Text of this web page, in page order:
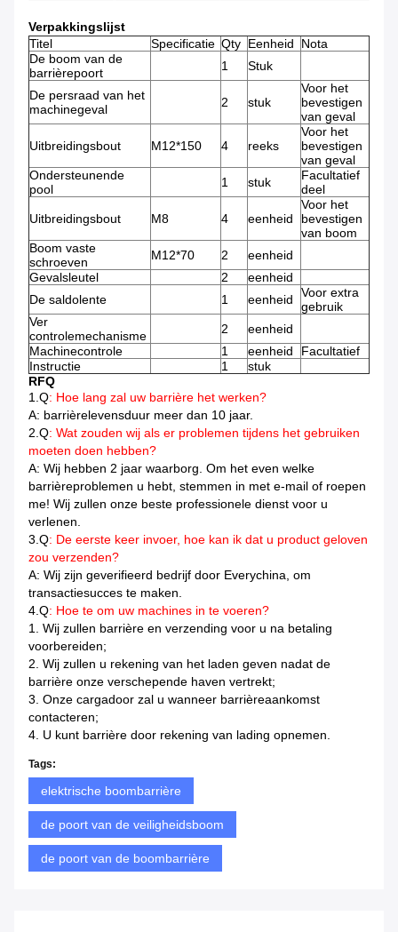
Verpakkingslijst
Titel
Specificatie Qty Eenheid
Nota
De boom van de
barrièrepoort
1 Stuk
De persraad van het
machinegeval
2 stuk
Voor het
bevestigen
van geval
Uitbreidingsbout M12*150 4 reeks
Voor het
bevestigen
van geval
Ondersteunende
pool
1 stuk
Facultatief
deel
Uitbreidingsbout M8 4 eenheid
Voor het
bevestigen
van boom
Boom vaste
schroeven
M12*70 2
eenheid
Gevalsleutel
2
eenheid
De saldolente
1 eenheid
Voor extra
gebruik
Ver
controlemechanisme
2
eenheid
Machinecontrole
1 eenheid
Facultatief
Instructie
1
stuk
RFQ
1.Q: Hoe lang zal uw barrière het werken?
A: barrièrelevensduur meer dan 10 jaar.
2.Q: Wat zouden wij als er problemen tijdens het gebruiken
moeten doen hebben?
A: Wij hebben 2 jaar waarborg. Om het even welke
barrièreproblemen u hebt, stemmen in met e-mail of roepen
me! Wij zullen onze beste professionele dienst voor u
verlenen.
3.Q: De eerste keer invoer, hoe kan ik dat u product geloven
zou verzenden?
A: Wij zijn geverifieerd bedrijf door Everychina, om
transactiesucces te maken.
4.Q: Hoe te om uw machines in te voeren?
1. Wij zullen barrière en verzending voor u na betaling
voorbereiden;
2. Wij zullen u rekening van het laden geven nadat de
barrière onze verschepende haven vertrekt;
3. Onze cargadoor zal u wanneer barrièreaankomst
contacteren;
4. U kunt barrière door rekening van lading opnemen.
Tags:
elektrische boombarrière
de poort van de veiligheidsboom
de poort van de boombarrière